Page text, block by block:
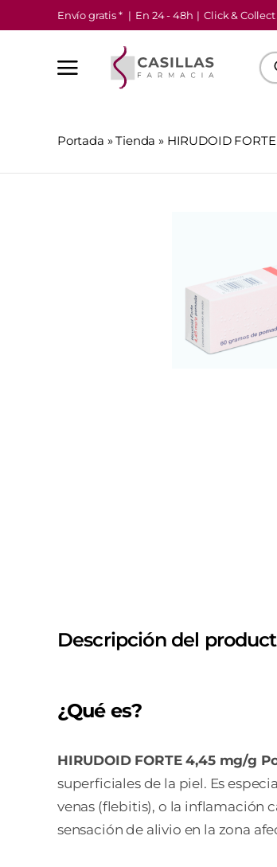
al
contenido
Envío gratis * | En 24 - 48h | Click & Collect
de
Portada »Tienda » HIRUDOID
Descripción del
¿Qué es?
HIRUDOID FORTE 4,45 mg/g
superficiales de la piel. Es
venas (flebitis), o la inflamación
sensación de alivio en la zona